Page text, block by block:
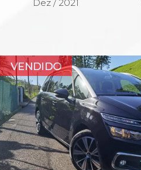
Dez / 2021